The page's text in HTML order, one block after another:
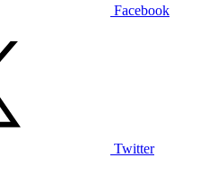
Facebook
Twitter